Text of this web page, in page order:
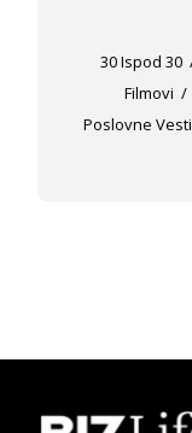
30 Ispod 30
Filmovi
Poslovne Vesti